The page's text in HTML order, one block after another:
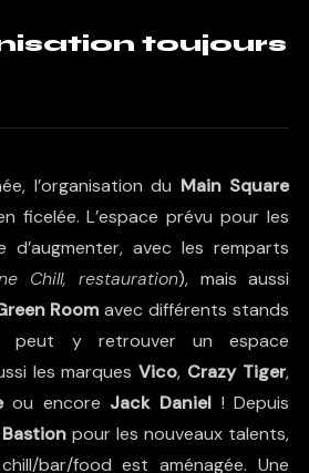
toujours
l’organisation du Main Square
ficelée. L’espace prévu pour les
d’augmenter, avec les remparts
Chill, restauration), mais aussi
Room avec différents stands
peut y retrouver un espace
les marquesVico, Crazy Tiger,
ou encore Jack Daniel! Depuis
pour les nouveaux talents,
bar/food est aménagée. Une